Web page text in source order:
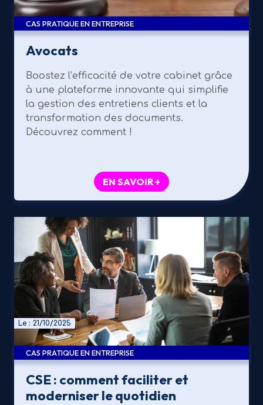
CAS PRATIQUE EN ENTREPRISE
Avocats
Boostez l’efficacité de votre cabinet grâce
à une plateforme innovante qui simplifie
la gestion des entretiens clients et la
transformation des documents.
Découvrez comment !
EN SAVOIR +
Le : 21/10/2025
CAS PRATIQUE EN ENTREPRISE
CSE : comment faciliter et
moderniser le quotidien